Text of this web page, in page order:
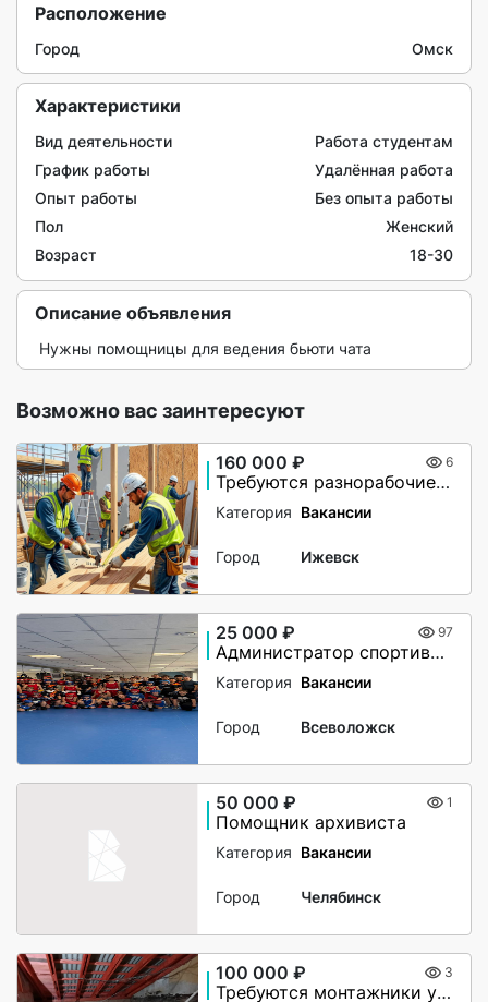
Расположение
Город Омск
Характеристики
Вид деятельности
Работа студентам
График работы
Удалённая работа
Опыт работы
Без опыта работы
Пол
Женский
Возраст
18-30
Описание объявления
Нужны помощницы для ведения бьюти чата
Возможно вас заинтересуют
160 000 ₽ 6
Требуются разнорабочие, монтажники. Вахта в Великий Новгород
Категория Вакансии
Город Ижевск
25 000 ₽ 97
Администратор спортивного клуба
Категория Вакансии
Город Всеволожск
50 000 ₽ 1
Помощник архивиста
Категория Вакансии
Город Челябинск
100 000 ₽ 3
Требуются монтажники утепления чердачного помещения